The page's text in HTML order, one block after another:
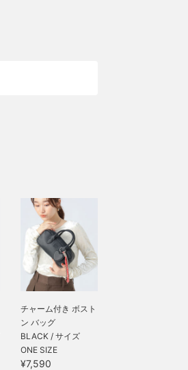
チャーム付き ボスト
ン バッグ
BLACK / サイズ
ONE SIZE
¥7,590